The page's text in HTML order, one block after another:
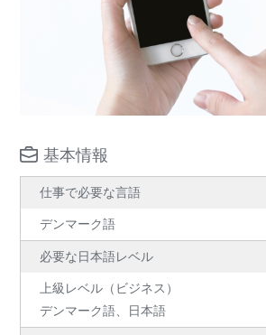
基本情報
仕事で必要な言語
デンマーク語
必要な日本語レベル
上級レベル（ビジネス）
デンマーク語、日本語